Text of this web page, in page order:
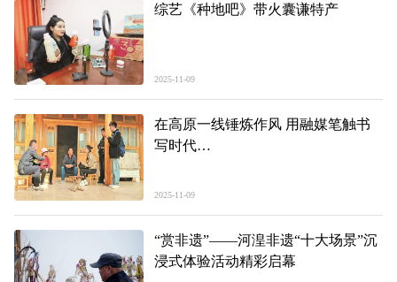
综艺《种地吧》带火囊谦特产
2025-11-09
在高原一线锤炼作风 用融媒笔触书
写时代
2025-11-09
“赏非遗”——河湟非遗“十大场景”沉
浸式体验活动精彩启幕